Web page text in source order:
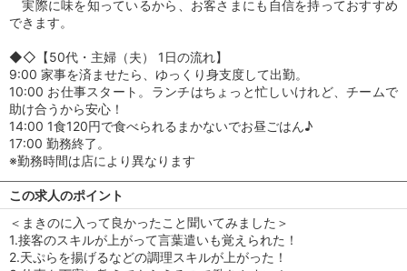
実際に味を知っているから、お客さまにも自信を持っておすすめ
できます。
◆◇【50代・主婦（夫） 1日の流れ】
9:00 家事を済ませたら、ゆっくり身支度して出勤。
10:00 お仕事スタート。ランチはちょっと忙しいけれど、チームで
助け合うから安心！
14:00 1食120円で食べられるまかないでお昼ごはん♪
17:00 勤務終了。
※勤務時間は店により異なります
この求人のポイント
＜まきのに入って良かったこと聞いてみました＞
1.接客のスキルが上がって言葉遣いも覚えられた！
2.天ぷらを揚げるなどの調理スキルが上がった！